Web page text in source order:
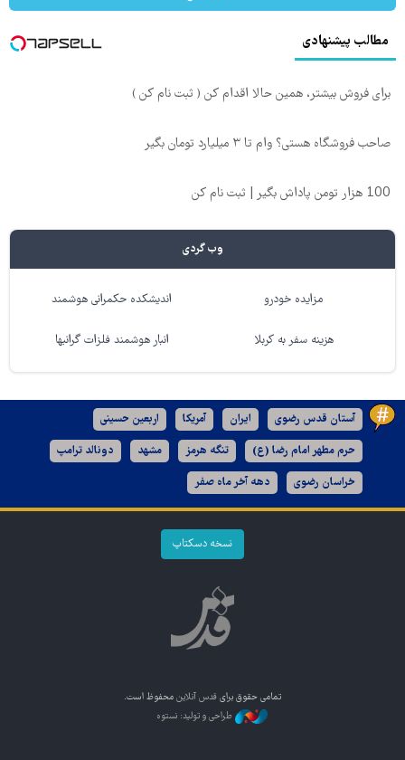
مطالب پیشنهادی
برای فروش بیشتر، همین حالا اقدام کن ( ثبت نام کن )
صاحب فروشگاه هستی؟ وام تا ۳ میلیارد تومان بگیر
100 هزار تومن پاداش بگیر | ثبت نام کن
وب گردی
مزایده خودرو اندیشکده حکمرانی هوشمند
هزینه سفر به کربلا انبار هوشمند فلزات گرانبها
آستان قدس رضوی ایران آمریکا اربعین حسینی
حرم مطهر امام رضا (ع) تنگه هرمز مشهد دونالد ترامپ
خراسان رضوی دهه آخر ماه صفر
نسخه دسکتاپ
تمامی حقوق برای قدس آنلاین محفوظ است.
طراحی و تولید: نستوه